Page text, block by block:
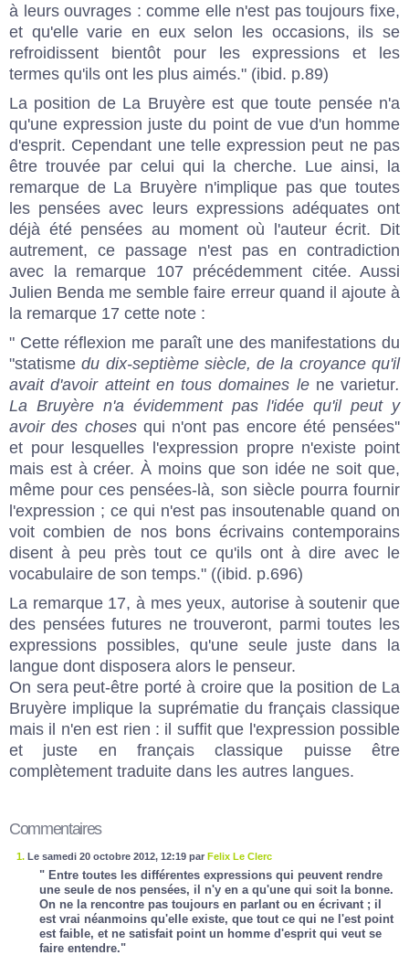
à leurs ouvrages : comme elle n'est pas toujours fixe,
et qu'elle varie en eux selon les occasions, ils se
refroidissent bientôt pour les expressions et les
termes qu'ils ont les plus aimés." (ibid. p.89)
La position de La Bruyère est que toute pensée n'a
qu'une expression juste du point de vue d'un homme
d'esprit. Cependant une telle expression peut ne pas
être trouvée par celui qui la cherche. Lue ainsi, la
remarque de La Bruyère n'implique pas que toutes
les pensées avec leurs expressions adéquates ont
déjà été pensées au moment où l'auteur écrit. Dit
autrement, ce passage n'est pas en contradiction
avec la remarque 107 précédemment citée. Aussi
Julien Benda me semble faire erreur quand il ajoute à
la remarque 17 cette note :
" Cette réflexion me paraît une des manifestations du
"statismedu dix-septième siècle, de la croyance qu'il
avait d'avoir atteint en tous domaines lene varietur.
La Bruyère n'a évidemment pas l'idée qu'il peut y
avoir des chosesqui n'ont pas encore été pensées''
et pour lesquelles l'expression propre n'existe point
mais est à créer. À moins que son idée ne soit que,
même pour ces pensées-là, son siècle pourra fournir
l'expression ; ce qui n'est pas insoutenable quand on
voit combien de nos bons écrivains contemporains
disent à peu près tout ce qu'ils ont à dire avec le
vocabulaire de son temps." ((ibid. p.696)
La remarque 17, à mes yeux, autorise à soutenir que
des pensées futures ne trouveront, parmi toutes les
expressions possibles, qu'une seule juste dans la
langue dont disposera alors le penseur.
On sera peut-être porté à croire que la position de La
Bruyère implique la suprématie du français classique
mais il n'en est rien : il suffit que l'expression possible
et juste en français classique puisse être
complètement traduite dans les autres langues.
Commentaires
1. Le samedi 20 octobre 2012, 12:19 par Felix Le Clerc
" Entre toutes les différentes expressions qui peuvent rendre
une seule de nos pensées, il n'y en a qu'une qui soit la bonne.
On ne la rencontre pas toujours en parlant ou en écrivant ; il
est vrai néanmoins qu'elle existe, que tout ce qui ne l'est point
est faible, et ne satisfait point un homme d'esprit qui veut se
faire entendre."